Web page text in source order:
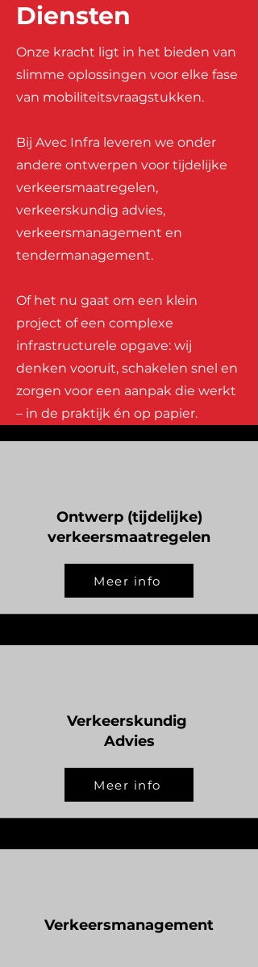
Diensten
Onze kracht ligt in het bieden van
slimme oplossingen voor elke fase
van mobiliteitsvraagstukken.
Bij Avec Infra leveren we onder
andere ontwerpen voor tijdelijke
verkeersmaatregelen,
verkeerskundig advies,
verkeersmanagement en
tendermanagement.
Of het nu gaat om een klein
project of een complexe
infrastructurele opgave: wij
denken vooruit, schakelen snel en
zorgen voor een aanpak die werkt
– in de praktijk én op papier.
Ontwerp (tijdelijke)
verkeersmaatregelen
Meer info
Verkeerskundig
Advies
Meer info
Verkeersmanagement